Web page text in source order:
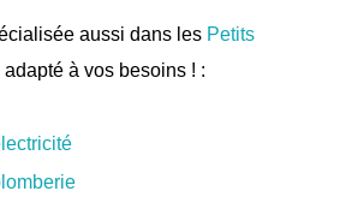
aussi dans les Petits
adapté à vos besoins ! :